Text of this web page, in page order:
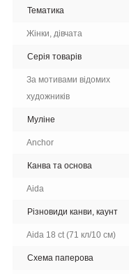
Тематика
Жінки, дівчата
Серія товарів
За мотивами відомих
художників
Муліне
Anchor
Канва та основа
Aida
Різновиди канви, каунт
Aida 18 ct (71 кл/10 см)
Схема паперова